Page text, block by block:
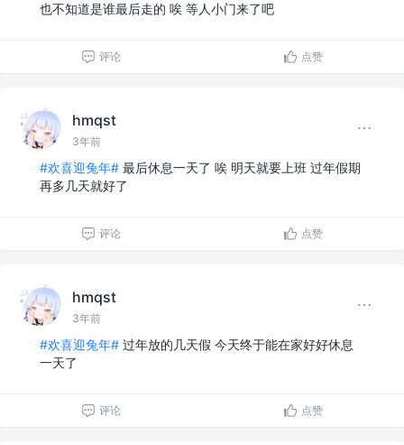
也不知道是谁最后走的 唉 等人小门来了吧
评论 点赞
hmqst
3年前
#欢喜迎兔年# 最后休息一天了 唉 明天就要上班 过年假期
再多几天就好了
评论 点赞
hmqst
3年前
#欢喜迎兔年# 过年放的几天假 今天终于能在家好好休息
一天了
评论 点赞